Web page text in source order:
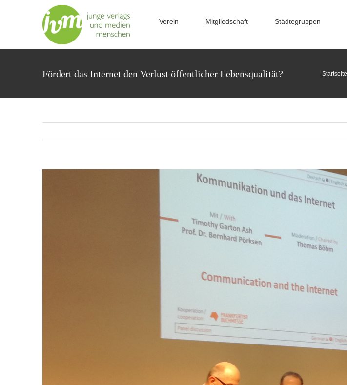
Verein Mitgliedschaft Städtegruppen
Fördert das Internet den Verlust öffentlicher Lebensqualität? Startseite